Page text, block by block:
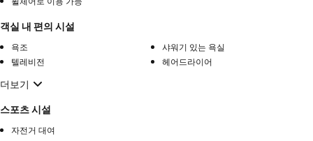
객실 내 편의 시설
욕조
샤워기 있는 욕실
텔레비전
헤어드라이어
더보기
스포츠 시설
자전거 대여